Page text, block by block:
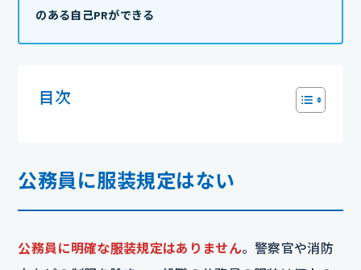
のある自己PRができる
目次
公務員に服装規定はない
公務員に明確な服装規定はありません。警察官や消防